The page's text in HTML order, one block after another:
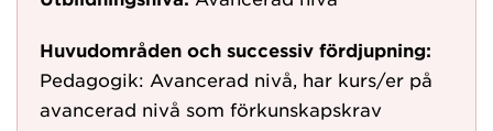
Huvudområden och successiv fördjupning:
Pedagogik: Avancerad nivå, har kurs/er på
avancerad nivå som förkunskapskrav